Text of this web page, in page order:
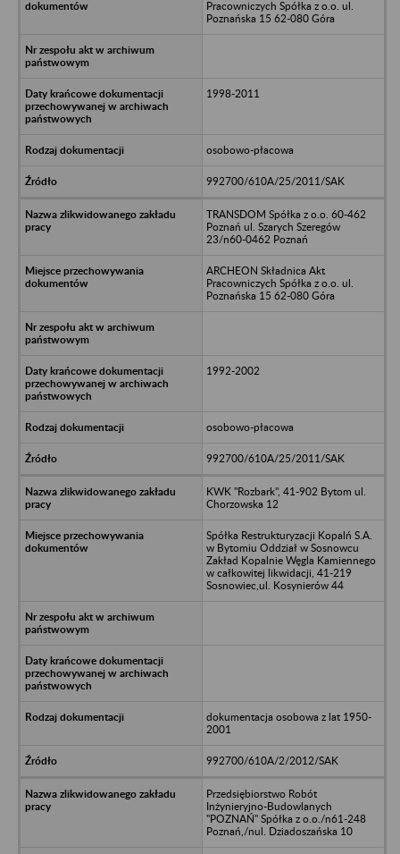
Pracowniczych Spółka z o.o. ul.
Poznańska 15 62-080 Góra
1998-2011
osobowo-płacowa
992700/610A/25/2011/SAK
TRANSDOM Spółka z o.o. 60-462
Poznań ul. Szarych Szeregów
23/n60-0462 Poznań
ARCHEON Składnica Akt
Pracowniczych Spółka z o.o. ul.
Poznańska 15 62-080 Góra
1992-2002
osobowo-płacowa
992700/610A/25/2011/SAK
KWK "Rozbark", 41-902 Bytom ul.
Chorzowska 12
Spółka Restrukturyzacji Kopalń S.A.
w Bytomiu Oddział w Sosnowcu
Zakład Kopalnie Węgla Kamiennego
w całkowitej likwidacji, 41-219
Sosnowiec,ul. Kosynierów 44
dokumentacja osobowa z lat 1950-
2001
992700/610A/2/2012/SAK
Przedsiębiorstwo Robót
Inżynieryjno-Budowlanych
"POZNAŃ" Spółka z o.o./n61-248
Poznań,/nul. Dziadoszańska 10